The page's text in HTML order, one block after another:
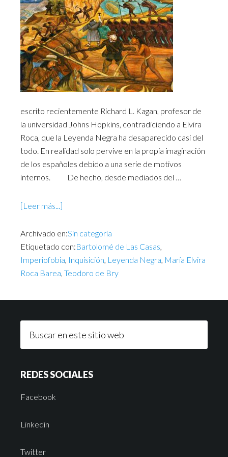
escrito recientemente Richard L. Kagan, profesor de
la universidad Johns Hopkins, contradiciendo a Elvira
Roca, que la Leyenda Negra ha desaparecido casi del
todo. En realidad solo pervive en la propia imaginación
de los españoles debido a una serie de motivos
internos. De hecho, desde mediados del …
[Leer más...]
Archivado en:Sin categoría
Etiquetado con:Bartolomé de Las Casas,
Imperiofobia, Inquisición, Leyenda Negra, María Elvira
Roca Barea, Teodoro de Bry
REDES SOCIALES
Facebook
Linkedin
Twitter